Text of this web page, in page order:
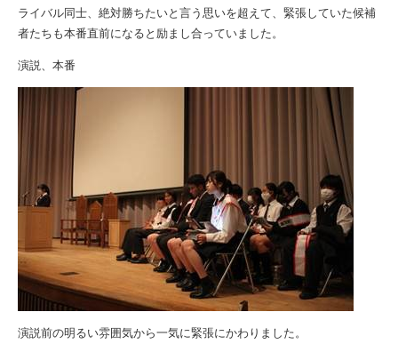
ライバル同士、絶対勝ちたいと言う思いを超えて、緊張していた候補
者たちも本番直前になると励まし合っていました。
演説、本番
演説前の明るい雰囲気から一気に緊張にかわりました。